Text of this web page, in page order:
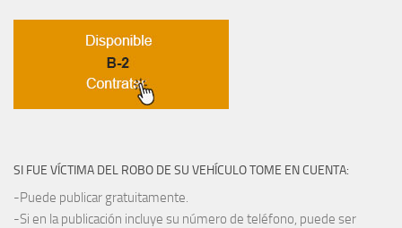
SI FUE VÍCTIMA DEL ROBO DE SU VEHÍCULO TOME EN CUENTA:
-Puede publicar gratuitamente.
-Si en la publicación incluye su número de teléfono, puede ser